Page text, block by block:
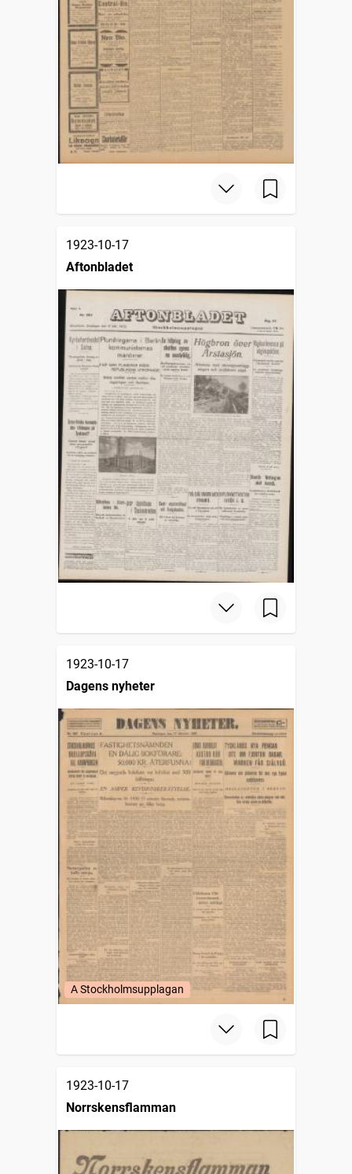
1923-10-17
Aftonbladet
1923-10-17
Dagens nyheter
A Stockholmsupplagan
1923-10-17
Norrskensflamman